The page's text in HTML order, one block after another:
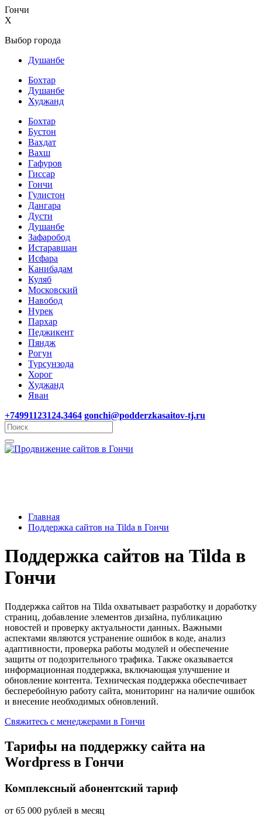
Гончи
X
Выбор города
Душанбе
Бохтар
Душанбе
Худжанд
Бохтар
Бустон
Вахдат
Вахш
Гафуров
Гиссар
Гончи
Гулистон
Дангара
Дусти
Душанбе
Зафаробод
Истаравшан
Исфара
Канибадам
Куляб
Московский
Навобод
Нурек
Пархар
Педжикент
Пяндж
Рогун
Турсунзода
Хорог
Худжанд
Яван
+74991123124,3464 gonchi@podderzkasaitov-tj.ru
Главная
Поддержка сайтов на Tilda в Гончи
Поддержка сайтов на Tilda в
Гончи
Поддержка сайтов на Tilda охватывает разработку и доработку
страниц, добавление элементов дизайна, публикацию
новостей и проверку актуальности данных. Важными
аспектами являются устранение ошибок в коде, анализ
адаптивности, проверка работы модулей и обеспечение
защиты от подозрительного трафика. Также оказывается
информационная поддержка, включающая улучшение и
обновление контента. Техническая поддержка обеспечивает
бесперебойную работу сайта, мониторинг на наличие ошибок
и внесение необходимых обновлений.
Свяжитесь с менеджерами в Гончи
Тарифы на поддержку сайта на
Wordpress в Гончи
Комплексный абонентский тариф
от 65 000 рублей в месяц